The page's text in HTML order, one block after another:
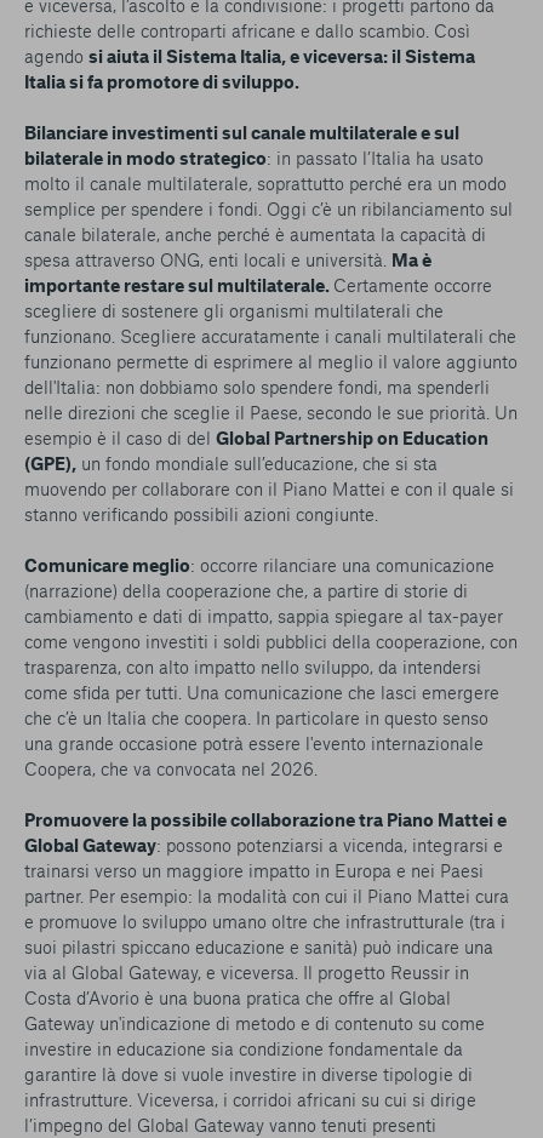
e viceversa, l’ascolto e la condivisione: i progetti partono da
richieste delle controparti africane e dallo scambio. Così
agendo si aiuta il Sistema Italia, e viceversa: il Sistema
Italia si fa promotore di sviluppo.
Bilanciare investimenti sul canale multilaterale e sul
bilaterale in modo strategico: in passato l’Italia ha usato
molto il canale multilaterale, soprattutto perché era un modo
semplice per spendere i fondi. Oggi c’è un ribilanciamento sul
canale bilaterale, anche perché è aumentata la capacità di
spesa attraverso ONG, enti locali e università. Ma è
importante restare sul multilaterale. Certamente occorre
scegliere di sostenere gli organismi multilaterali che
funzionano. Scegliere accuratamente i canali multilaterali che
funzionano permette di esprimere al meglio il valore aggiunto
dell'Italia: non dobbiamo solo spendere fondi, ma spenderli
nelle direzioni che sceglie il Paese, secondo le sue priorità. Un
esempio è il caso di del Global Partnership on Education
(GPE), un fondo mondiale sull’educazione, che si sta
muovendo per collaborare con il Piano Mattei e con il quale si
stanno verificando possibili azioni congiunte.
Comunicare meglio: occorre rilanciare una comunicazione
(narrazione) della cooperazione che, a partire di storie di
cambiamento e dati di impatto, sappia spiegare al tax-payer
come vengono investiti i soldi pubblici della cooperazione, con
trasparenza, con alto impatto nello sviluppo, da intendersi
come sfida per tutti. Una comunicazione che lasci emergere
che c’è un Italia che coopera. In particolare in questo senso
una grande occasione potrà essere l'evento internazionale
Coopera, che va convocata nel 2026.
Promuovere la possibile collaborazione tra Piano Mattei e
Global Gateway: possono potenziarsi a vicenda, integrarsi e
trainarsi verso un maggiore impatto in Europa e nei Paesi
partner. Per esempio: la modalità con cui il Piano Mattei cura
e promuove lo sviluppo umano oltre che infrastrutturale (tra i
suoi pilastri spiccano educazione e sanità) può indicare una
via al Global Gateway, e viceversa. Il progetto Reussir in
Costa d’Avorio è una buona pratica che offre al Global
Gateway un'indicazione di metodo e di contenuto su come
investire in educazione sia condizione fondamentale da
garantire là dove si vuole investire in diverse tipologie di
infrastrutture. Viceversa, i corridoi africani su cui si dirige
l’impegno del Global Gateway vanno tenuti presenti